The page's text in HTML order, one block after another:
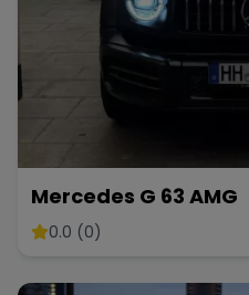
Mercedes G 63 AMG
0.0 (0)